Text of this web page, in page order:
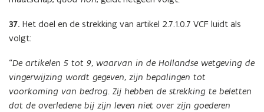
37. Het doel en de strekking van artikel 2.7.1.0.7 VCF luidt als
volgt:
“De artikelen 5 tot 9, waarvan in de Hollandse wetgeving de
vingerwijzing wordt gegeven, zijn bepalingen tot
voorkoming van bedrog. Zij hebben de strekking te beletten
dat de overledene bij zijn leven niet over zijn goederen